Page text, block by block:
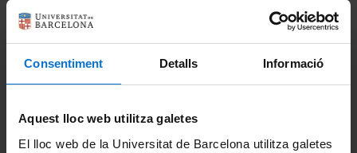
Consentiment Detalls Informació
Aquest lloc web utilitza galetes
El lloc web de la Universitat de Barcelona utilitza galetes
VIII Encuentro Estatal de Defensores Universitarios
Santander, 26, 27 i 28 d’octubre de 2005
Gráficas Apel, 2006
XIII Encuentro de Defensores Universitarios y III
Barcelona, 28 i 29 d’octubre de 2010